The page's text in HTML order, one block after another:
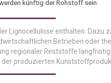
künftig der Rohstoff sein.
Lignocellulose enthalten. Dazu
Betrieben oder
regionaler Reststoffe
produzierten